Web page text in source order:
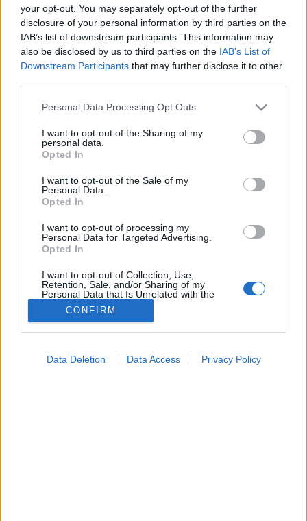
your opt-out. You may separately opt-out of the further
disclosure of your personal information by third parties on the
IAB’s list of downstream participants. This information may
also be disclosed by us to third parties on the IAB’s List of
Downstream Participants that may further disclose it to other
Please note that this website/app uses one or more Google
not limited to your visit or usage behaviour. You may click to
grant or deny consent to Google and its third-party tags to
use your data for below specified purposes in below Google
consent section.
Personal Data Processing Opt Outs
I want to opt-out of the Sharing of my
personal data.
Opted In
I want to opt-out of the Sale of my
Personal Data.
Opted In
I want to opt-out of processing my
Personal Data for Targeted Advertising.
Opted In
I want to opt-out of Collection, Use,
Retention, Sale, and/or Sharing of my
Personal Data that Is Unrelated with the
Purposes for which it was collected.
Opted Out
I want to allow Google to enable storage
CONFIRM
Data Deletion Data Access Privacy Policy
Regisztráció
Végbélfájdalom